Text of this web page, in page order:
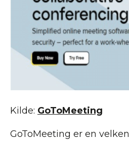
Kilde: GoToMeeting
GoToMeeting er en